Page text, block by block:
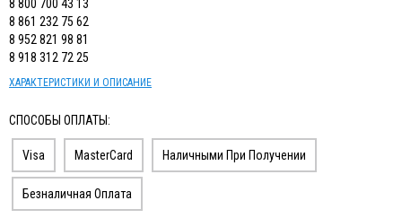
ИЗМЕРИТЕЛЬНЫЙ ИНСТРУМЕНТ
ТЕРМОМЕТРЫ, ГИГРОМЕТРЫ ВИТ
КАБЕЛЬ И КАБЕЛЕНЕСУЩИЕ СИСТЕМЫ
8 800 700 43 13
8 861 232 75 62
8 952 821 98 81
8 918 312 72 25
ХАРАКТЕРИСТИКИ И ОПИСАНИЕ
СПОСОБЫ ОПЛАТЫ:
Visa MasterCard Наличными При Получении
Безналичная Оплата